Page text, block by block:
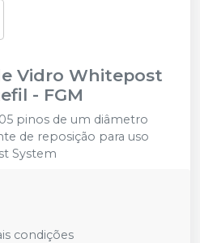
Vidro Whitepost
- FGM
pinos de um diâmetro
de reposição para uso
System
condições